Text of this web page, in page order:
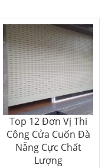
Top 12 Đơn Vị Thi
Công Cửa Cuốn Đà
Nẵng Cực Chất
Lượng